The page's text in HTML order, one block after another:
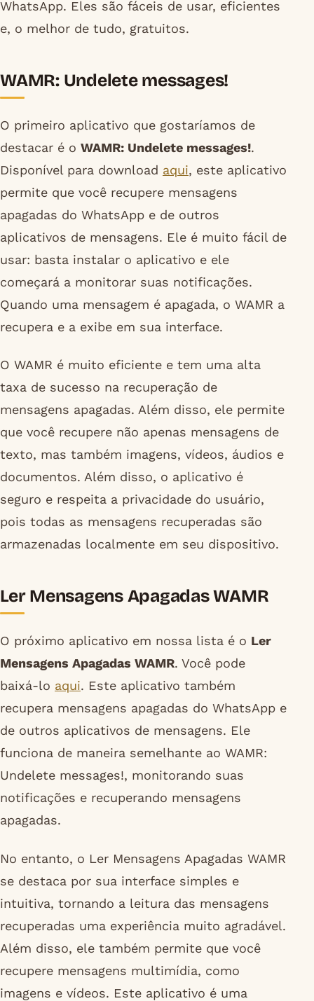
WhatsApp. Eles são fáceis de usar, eficientes
e, o melhor de tudo, gratuitos.
WAMR: Undelete messages!
O primeiro aplicativo que gostaríamos de
destacar é o WAMR: Undelete messages!.
Disponível para download aqui, este aplicativo
permite que você recupere mensagens
apagadas do WhatsApp e de outros
aplicativos de mensagens. Ele é muito fácil de
usar: basta instalar o aplicativo e ele
começará a monitorar suas notificações.
Quando uma mensagem é apagada, o WAMR a
recupera e a exibe em sua interface.
O WAMR é muito eficiente e tem uma alta
taxa de sucesso na recuperação de
mensagens apagadas. Além disso, ele permite
que você recupere não apenas mensagens de
texto, mas também imagens, vídeos, áudios e
documentos. Além disso, o aplicativo é
seguro e respeita a privacidade do usuário,
pois todas as mensagens recuperadas são
armazenadas localmente em seu dispositivo.
Ler Mensagens Apagadas WAMR
O próximo aplicativo em nossa lista é o Ler
Mensagens Apagadas WAMR. Você pode
baixá-lo aqui. Este aplicativo também
recupera mensagens apagadas do WhatsApp e
de outros aplicativos de mensagens. Ele
funciona de maneira semelhante ao WAMR:
Undelete messages!, monitorando suas
notificações e recuperando mensagens
apagadas.
No entanto, o Ler Mensagens Apagadas WAMR
se destaca por sua interface simples e
intuitiva, tornando a leitura das mensagens
recuperadas uma experiência muito agradável.
Além disso, ele também permite que você
recupere mensagens multimídia, como
imagens e vídeos. Este aplicativo é uma